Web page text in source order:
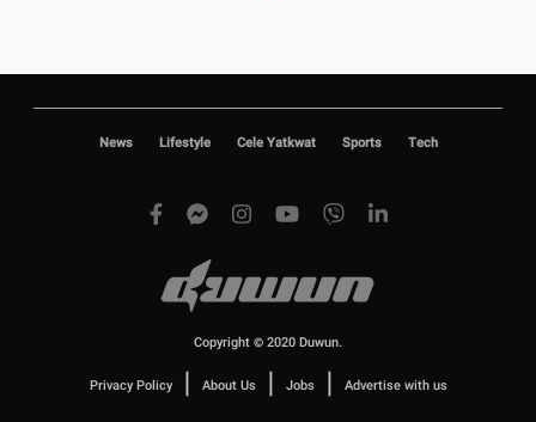
News Lifestyle Cele Yatkwat Sports Tech
Copyright © 2020 Duwun.
Privacy Policy | About Us | Jobs | Advertise with us